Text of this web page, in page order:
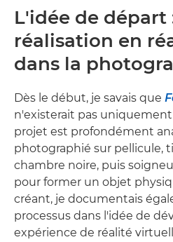
L'idée de
réalisation en
dans la
Dès le début, je savais que
n'existerait pas uniquement
projet est profondément
photographié sur pellicule,
chambre noire, puis
pour former un objet
créant, je documentais
processus dans l'idée de
expérience de réalité